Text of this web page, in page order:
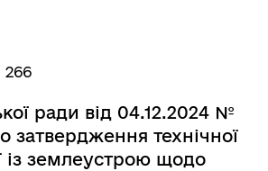
266
ради від 04.12.2024 №
затвердження технічної
із землеустрою щодо